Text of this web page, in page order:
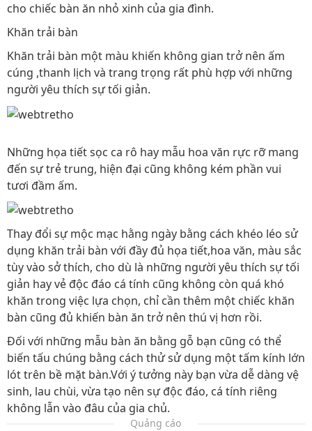
cho chiếc bàn ăn nhỏ xinh của gia đình.
Khăn trải bàn
Khăn trải bàn một màu khiến không gian trở nên ấm
cúng ,thanh lịch và trang trọng rất phù hợp với những
người yêu thích sự tối giản.
Những họa tiết sọc ca rô hay mẫu hoa văn rực rỡ mang
đến sự trẻ trung, hiện đại cũng không kém phần vui
tươi đầm ấm.
Thay đổi sự mộc mạc hằng ngày bằng cách khéo léo sử
dụng khăn trải bàn với đầy đủ họa tiết,hoa văn, màu sắc
tùy vào sở thích, cho dù là những người yêu thích sự tối
giản hay vẻ độc đáo cá tính cũng không còn quá khó
khăn trong việc lựa chọn, chỉ cần thêm một chiếc khăn
bàn cũng đủ khiến bàn ăn trở nên thú vị hơn rồi.
Đối với những mẫu bàn ăn bằng gỗ bạn cũng có thể
biến tấu chúng bằng cách thử sử dụng một tấm kính lớn
lót trên bề mặt bàn.Với ý tưởng này bạn vừa dễ dàng vệ
sinh, lau chùi, vừa tạo nên sự độc đáo, cá tính riêng
không lẫn vào đâu của gia chủ.
Quảng cáo